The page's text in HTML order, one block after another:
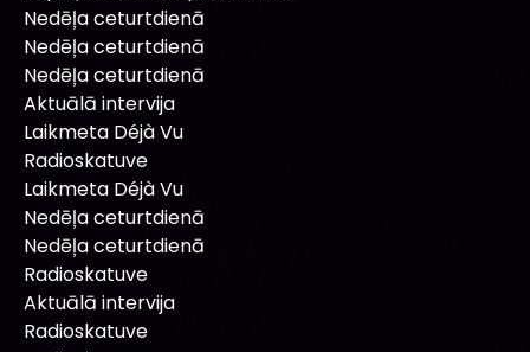
Nedēļa ceturtdienā
Nedēļa ceturtdienā
Nedēļa ceturtdienā
Aktuālā intervija
Laikmeta Déjà Vu
Radioskatuve
Laikmeta Déjà Vu
Nedēļa ceturtdienā
Nedēļa ceturtdienā
Radioskatuve
Aktuālā intervija
Radioskatuve